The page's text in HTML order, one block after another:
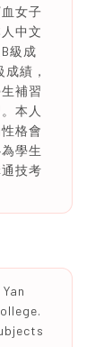
女子
中文
級成
績，
補習
本人
格會
學生
技考